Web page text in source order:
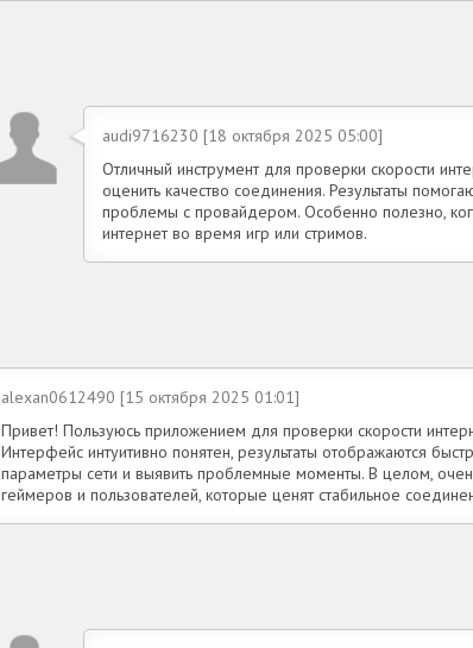
audi9716230 [18 октября 2025 05:00]
Отличный инструмент для проверки скорости
оценить качество соединения. Результаты
проблемы с провайдером. Особенно полезно,
интернет во время игр или стримов.
alexan0612490 [15 октября 2025 01:01]
Привет! Пользуюсь приложением для проверки скорости
Интерфейс интуитивно понятен, результаты отображаются
параметры сети и выявить проблемные моменты. В целом,
геймеров и пользователей, которые ценят стабильное